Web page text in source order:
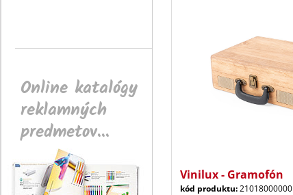
Online katalógy
reklamných
predmetov...
Vinilux - Gramofón
kód produktu:21018000000